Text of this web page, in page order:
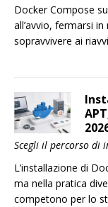
Docker Compose
all’avvio, fermarsi
sopravvivere ai
Scegli il percorso di
L’installazione di
ma nella pratica
competono per lo